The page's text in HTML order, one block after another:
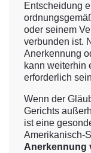
Entscheidung
oder seinem
verbunden ist.
Anerkennung
kann weiterhin
erforderlich
Wenn der
Gerichts
ist eine
Amerikanisch-
Anerkennung